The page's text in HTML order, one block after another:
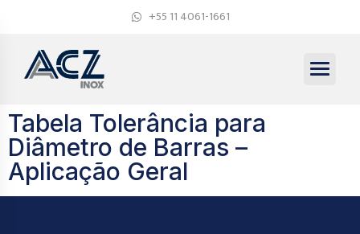
+55 11 4061-1661
Tabela Tolerância para
Diâmetro de Barras –
Aplicação Geral